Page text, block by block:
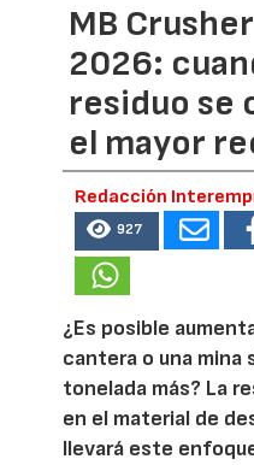
MB
2026:
residuo se
el mayor
Redacción
927
¿Es posible
cantera o una mina
tonelada más? La
en el material de
llevará este